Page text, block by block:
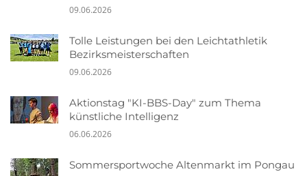
09.06.2026
Tolle Leistungen bei den Leichtathletik
Bezirksmeisterschaften
09.06.2026
Aktionstag "KI-BBS-Day" zum Thema
künstliche Intelligenz
06.06.2026
Sommersportwoche Altenmarkt im Pongau